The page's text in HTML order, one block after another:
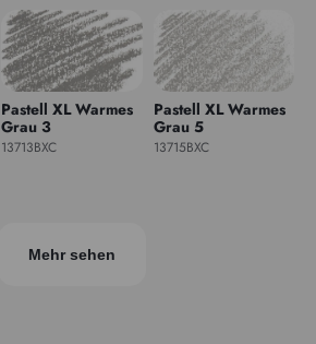
Pastell XL Warmes
Grau 3
13713BXC
Pastell XL Warmes
Grau 5
13715BXC
Mehr sehen